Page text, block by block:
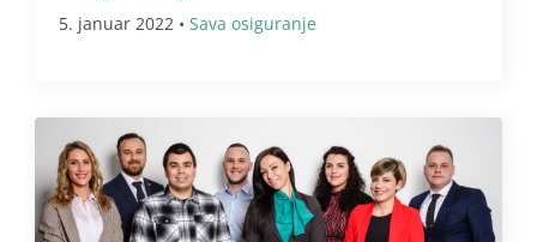
5. januar 2022 • Sava osiguranje